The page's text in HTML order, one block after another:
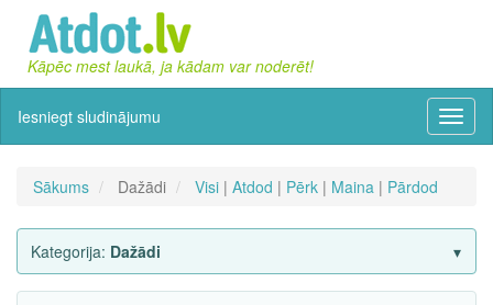
Kāpēc mest laukā, ja kādam var noderēt!
Iesniegt sludinājumu
Sākums Dažādi Visi | Atdod | Pērk | Maina | Pārdod
Kategorija: Dažādi